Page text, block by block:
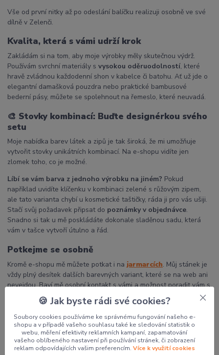
Vše od první nitky až po odeslání balíčku realizuji osobně ve své
dílně v Zelenči.
Kvalita, která s vámi udrží krok
Zakládám si na tom, aby moje výrobky měly skutečnou výdrž.
Používám svrchní materiály s vysokou oděruodolností, které
hravě zvládnou každodenní shon v kabelce či batohu. Ať už jde o
elegantní damašková pouzdra nebo praktické bambusové
bederní pásy, můžete se spolehnout na řemeslo, které neuvadá.
🎨 Stovky kombinací: Buďte designérkou svého
setu
Moje nabídka barev látek a zipů je tak široká, že mi umožňuje
vytvořit stovky unikátních kombinací. Na e-shopu vidíte jen
zlomek toho, co je možné.
Líbí se vám barva z jednoho výrobku na jiném? Pokud
například uvidíte klíčenku v kombinaci zelené s růžovým zipem,
ale tato varianta chybí u kosmetické taštičky, ráda ji pro vás ušiji.
Stačí svůj požadavek připsat do poznámky v objednávce.
Snadno si tak u mě poskládáte dokonale sladěnou sadu, která
vám v tašce vytvoří útulno a řád.
Potkejme se osobně
Kromě e-shopu mě můžete potkat i na jarmarcích. Můj stánek je
vždy plný desítek dalších barevných variant, které se na web ani
nevejdou. Baví mě osobní kontakt s vámi a možnost poradit vám s
výběrem přímo na místě.
Děkuji, že podporujete poctivou českou tvorbu a dáváte mým
výrobkům domov.
Pavlína
🍪 Jak byste rádi své cookies?
Soubory cookies používáme ke správnému fungování našeho e-
shopu a v případě vašeho souhlasu také ke sledování statistik o
webu, měření efektivity reklamních kampaní, zapamatování
vašeho oblíbeného nastavení při používání stránek, či zobrazení
reklam odpovídajících vašim preferencím. Více k využití cookies